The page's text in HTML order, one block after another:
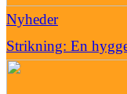
Nyheder
Strikning: En